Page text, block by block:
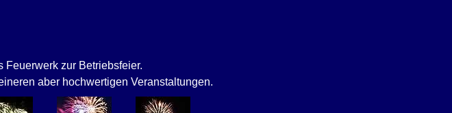
Feuerwerk zur Betriebsfeier.
aber hochwertigen Veranstaltungen.